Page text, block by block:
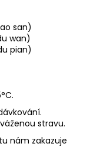
san)
wan)
pian)
stravu.
nám zakazuje